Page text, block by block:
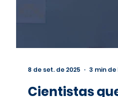
Cientistas
8 de set. de 2025 3 min